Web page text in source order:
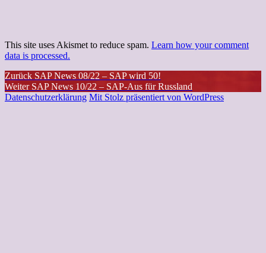
This site uses Akismet to reduce spam. Learn how your comment
data is processed.
Beitragsnavigation
Zurück Vorheriger
Beitrag:
SAP News 08/22 – SAP wird 50!
Weiter Nächster
Beitrag:
SAP News 10/22 – SAP-Aus für Russland
Datenschutzerklärung Mit Stolz präsentiert von WordPress